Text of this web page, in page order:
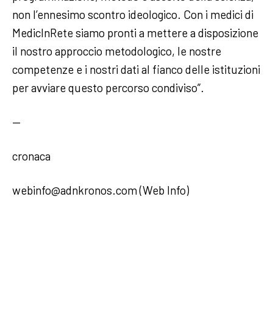
non l’ennesimo scontro ideologico. Con i medici di
MedicInRete siamo pronti a mettere a disposizione
il nostro approccio metodologico, le nostre
competenze e i nostri dati al fianco delle istituzioni
per avviare questo percorso condiviso”.
—
cronaca
webinfo@adnkronos.com (Web Info)